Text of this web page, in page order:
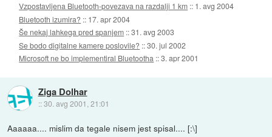
Vzpostavljena Bluetooth-povezava na razdalji 1 km :: 1. avg 2004
Bluetooth izumira? :: 17. apr 2004
Še nekaj lahkega pred spanjem ::31. avg 2003
Se bodo digitalne kamere poslovile? ::30. jul 2002
Microsoft ne bo implementiral Bluetootha ::3. apr 2001
Ziga Dolhar
::30. avg 2001, 21:01
Aaaaaa.... mislim da tegale nisem jest spisal.... [:\]